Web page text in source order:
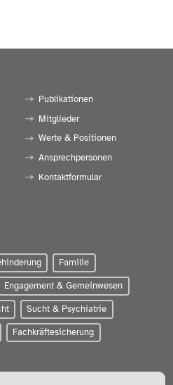
Publikationen
Mitglieder
Werte & Positionen
Ansprechpersonen
Kontaktformular
Familie
Engagement & Gemeinwesen
Sucht & Psychiatrie
Fachkräftesicherung